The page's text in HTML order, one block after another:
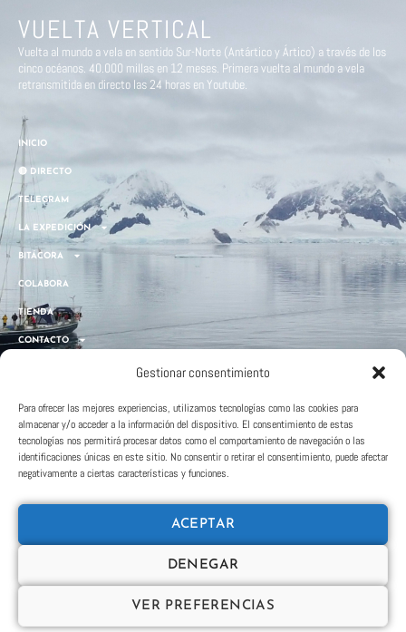
Gestionar consentimiento
Para ofrecer las mejores experiencias, utilizamos tecnologías como las cookies para
almacenar y/o acceder a la información del dispositivo. El consentimiento de estas
tecnologías nos permitirá procesar datos como el comportamiento de navegación o las
identificaciones únicas en este sitio. No consentir o retirar el consentimiento, puede afectar
negativamente a ciertas características y funciones.
ACEPTAR
DENEGAR
VER PREFERENCIAS
VUELTA VERTICAL
Vuelta al mundo a vela en sentido Sur-Norte (Antártico y Ártico) a través de los
cinco océanos. 40.000 millas en 12 meses. Primera vuelta al mundo a vela
retransmitida en directo las 24 horas en Youtube.
INICIO
🔴 DIRECTO
TELEGRAM
LA EXPEDICIÓN
BITÁCORA
COLABORA
TIENDA
CONTACTO
Pedro – Alegría Marineros
Paula – Allende los Mares
CONTACTAR
ENGLISH